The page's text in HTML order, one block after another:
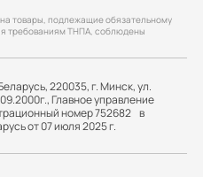
товары, подлежащие обязательному
требованиям ТНПА, соблюдены
220035, г. Минск, ул.
Главное управление
номер 752682 в
от 07 июля 2025 г.